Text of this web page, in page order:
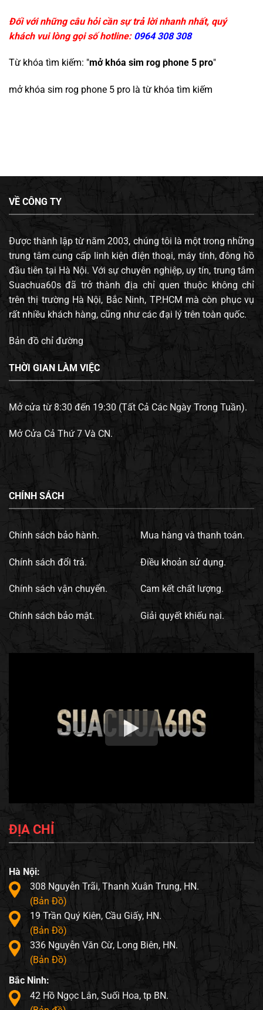
Đối với những câu hỏi cần sự trả lời nhanh nhất, quý
khách vui lòng gọi số hotline: 0964 308 308
Từ khóa tìm kiếm: "mở khóa sim rog phone 5 pro"
mở khóa sim rog phone 5 pro là từ khóa tìm kiếm
VỀ CÔNG TY
Được thành lập từ năm 2003, chúng tôi là một trong những
trung tâm cung cấp linh kiện điện thoại, máy tính, đông hồ
đầu tiên tại Hà Nội. Với sự chuyên nghiệp, uy tín, trung tâm
Suachua60s đã trở thành địa chỉ quen thuộc không chỉ
trên thị trường Hà Nội, Bắc Ninh, TP.HCM mà còn phục vụ
rất nhiều khách hàng, cũng như các đại lý trên toàn quốc.
Bản đồ chỉ đường
THỜI GIAN LÀM VIỆC
Mở cửa từ 8:30 đến 19:30 (Tất Cả Các Ngày Trong Tuần).
Mở Cửa Cả Thứ 7 Và CN.
CHÍNH SÁCH
Chính sách bảo hành.
Chính sách đổi trả.
Chính sách vận chuyển.
Chính sách bảo mật.
Mua hàng và thanh toán.
Điều khoản sử dụng.
Cam kết chất lượng.
Giải quyết khiếu nại.
ĐỊA CHỈ
Hà Nội:
308 Nguyễn Trãi, Thanh Xuân Trung, HN.
(Bản Đồ)
19 Trần Quý Kiên, Cầu Giấy, HN.
(Bản Đồ)
336 Nguyễn Văn Cừ, Long Biên, HN.
(Bản Đồ)
Bắc Ninh:
42 Hồ Ngọc Lân, Suối Hoa, tp BN.